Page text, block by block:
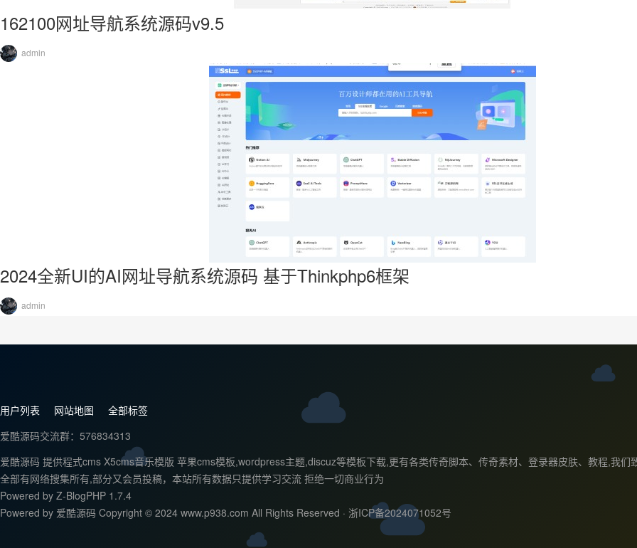
162100网址导航系统源码v9.5
admin
2024全新UI的AI网址导航系统源码 基于Thinkphp6框架
admin
用户列表 网站地图
全部标签
爱酷源码交流群：576834313
爱酷源码 提供程式cms X5cms音乐模版 苹果cms模板,wordpress主题,discuz等模板下载,更有各类传奇脚本、传奇素材、登录器皮肤、教程,我
全部有网络搜集所有,部分又会员投稿，本站所有数据只提供学习交流 拒绝一切商业行为
Powered by Z-BlogPHP 1.7.4
Powered by 爱酷源码 Copyright © 2024 www.p938.com All Rights Reserved · 浙ICP备2024071052号